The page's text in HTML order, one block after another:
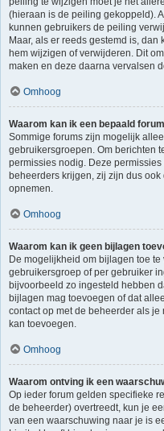
(hieraan is de peiling gekoppeld).
kunnen gebruikers de peiling
Maar, als er reeds gestemd is,
hem wijzigen of verwijderen. Dit
maken en deze daarna vervalsen
Omhoog
Waarom kan ik een bepaald
Sommige forums zijn mogelijk
gebruikersgroepen. Om berichten
permissies nodig. Deze
beheerders krijgen, zij zijn dus
opnemen.
Omhoog
Waarom kan ik geen bijlagen
De mogelijkheid om bijlagen toe
gebruikersgroep of per gebruiker
bijvoorbeeld zo ingesteld hebben
bijlagen mag toevoegen of dat
contact op met de beheerder als
kan toevoegen.
Omhoog
Waarom ontving ik een
Op ieder forum gelden specifieke
de beheerder) overtreedt, kun je
van een waarschuwing naar je is